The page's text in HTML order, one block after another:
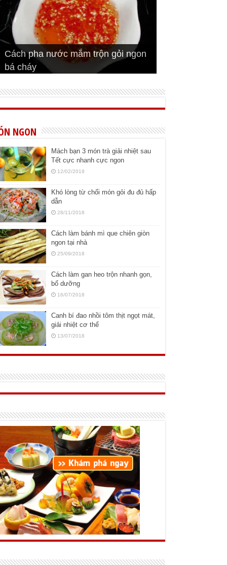
Cách pha nước mắm trộn gỏi ngon
bá cháy
Bí quyết để chiên đậu hũ giòn ngon
Cách ướp sườn non nướng ngon
đúng vị
Cách ướp thịt heo chiên ngon mềm
Bật mí cách ướp sườn cơm tấm
ngon
NGON
Mách bạn 3 món trà giải nhiệt sau
Tết cực nhanh cực ngon
12/02/2019
Khó lòng từ chối món gỏi đu đủ hấp
dẫn
28/11/2018
Cách làm bánh mì que chiên giòn
ngon tại nhà
25/09/2018
Cách làm gan heo trộn nhanh gọn,
bổ dưỡng
16/07/2018
Canh bí đao nhồi tôm thịt ngọt mát,
giải nhiệt cơ thể
13/07/2018